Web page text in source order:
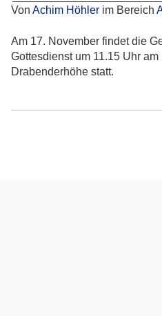
Von Achim Höhler im Bereich
Am 17. November findet die
Gottesdienst um 11.15 Uhr
Drabenderhöhe statt.